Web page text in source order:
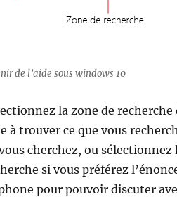
de l’aide sous windows 10
la zone de recherche
à trouver ce que vous
cherchez, ou
si vous préférez
pour pouvoir discuter